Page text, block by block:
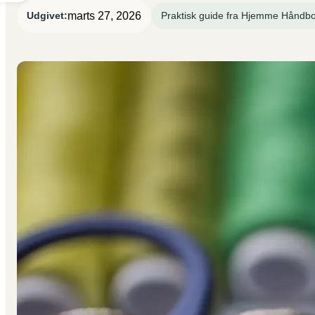
Udgivet:marts 27, 2026 Praktisk guide fra Hjemme